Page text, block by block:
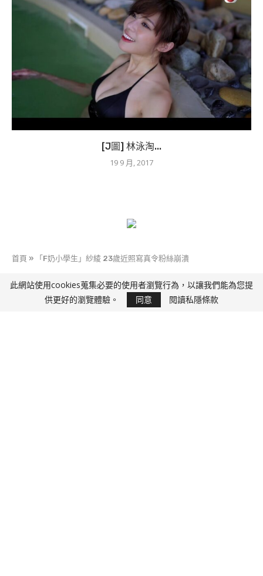
[J圖] 林泳淘...
19 9 月, 2017
首頁 » 「F奶小學生」紗綾 23歲近照寫真令粉絲崩潰
快D J
「F奶小學生」紗綾 23歲近照寫真<衝動>令粉絲崩
此網站使用cookies蒐集必要的使用者瀏覽行為，以讓我們能為您提
供更好的瀏覽體驗。
同意 閱讀私隱條款